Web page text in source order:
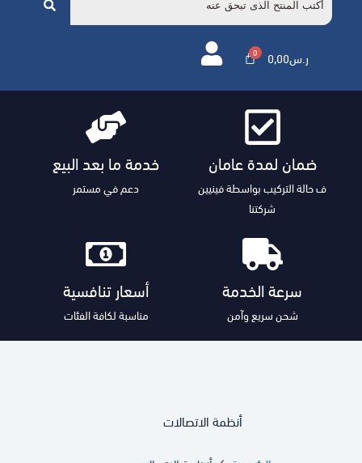
0,00ر.س
ضمان لمدة عامان
ف حالة التركيب بواسطة فينيين
شركتنا
خدمة ما بعد البيع
دعم في مستمر
سرعة الخدمة
شحن سريع وآمن
أسعار تنافسية
مناسبة لكافة الفئات
أنظمة الاتصالات